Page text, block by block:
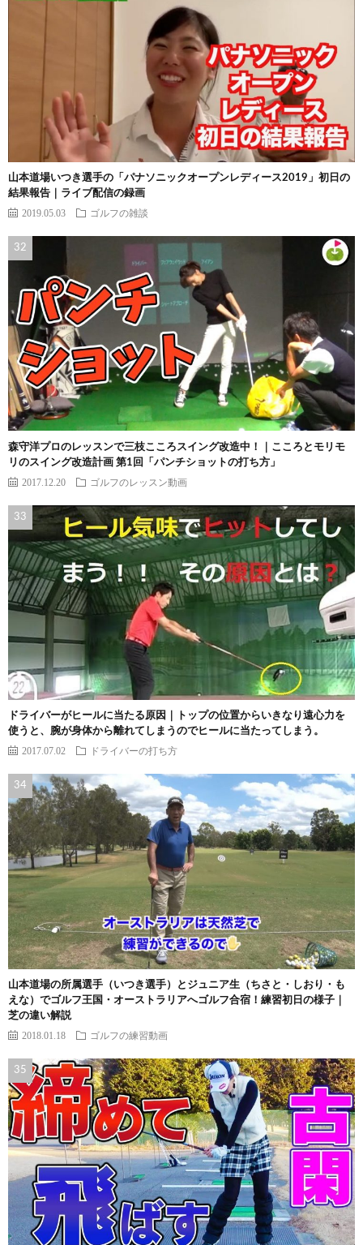
山本道場いつき選手の「パナソニックオープンレディース2019」初日の
結果報告｜ライブ配信の録画
2019.05.03 ゴルフの雑談
森守洋プロのレッスンで三枝こころスイング改造中！｜こころとモリモ
リのスイング改造計画 第1回「パンチショットの打ち方」
2017.12.20 ゴルフのレッスン動画
ドライバーがヒールに当たる原因｜トップの位置からいきなり遠心力を
使うと、腕が身体から離れてしまうのでヒールに当たってしまう。
2017.07.02 ドライバーの打ち方
山本道場の所属選手（いつき選手）とジュニア生（ちさと・しおり・も
えな）でゴルフ王国・オーストラリアへゴルフ合宿！練習初日の様子｜
芝の違い解説
2018.01.18 ゴルフの練習動画